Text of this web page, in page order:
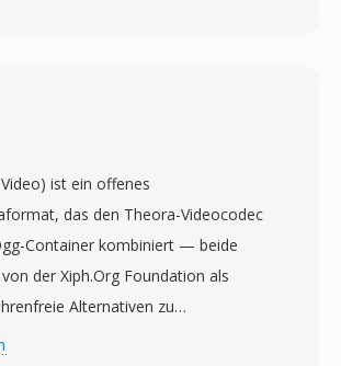
erreicht eine
nutzt jedoch ein einfacheres
mit deutlich geringeren
Der Standard unterstützt
von Standard Definition bis
und eignet sich sowohl für
digitales Fernsehen als auch für
ist ein offenes
das den Theora-Videocodec
Container kombiniert — beide
der Xiph.Org Foundation als
Alternativen zu
Medienformaten. Theora 1.0